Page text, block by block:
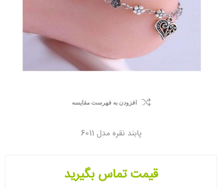
افزودن به فهرست مقایسه
پابند نقره مدل 6011
قیمت تماس بگیرید